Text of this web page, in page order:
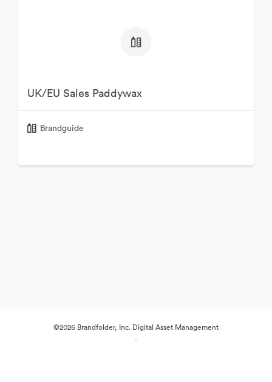
UK/EU Sales Paddywax
Brandguide
©2026 Brandfolder, Inc. Digital Asset Management
·